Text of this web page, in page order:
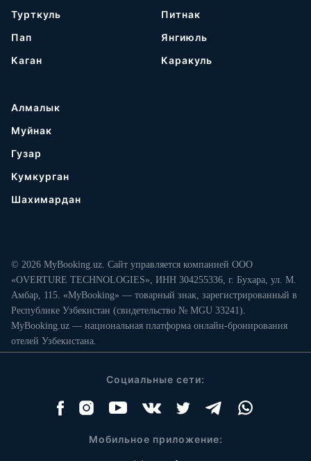
Турткуль
Пап
Каган
Питнак
Янгиюль
Каракуль
Алмалык
Муйнак
Гузар
Кумкурган
Шахимардан
© 2026 MyBooking.uz. Сайт управляется компанией ООО
«OVERTURE TECHNOLOGIES», ИНН 304255336, г. Бухара, ул. М.
Амбар, 115. «MyBooking» — товарный знак, зарегистрированный в
Республике Узбекистан (свидетельство № MGU 33241).
MyBooking.uz — национальная платформа онлайн-бронирования
отелей Узбекистана.
Социальные сети:
Мобильное приложение: